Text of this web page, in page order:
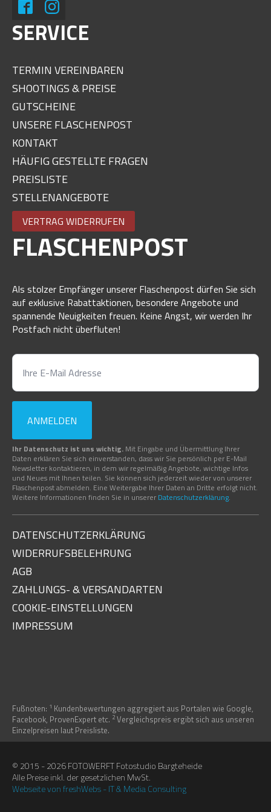
SERVICE
TERMIN VEREINBAREN
SHOOTINGS & PREISE
GUTSCHEINE
UNSERE FLASCHENPOST
KONTAKT
HÄUFIG GESTELLTE FRAGEN
PREISLISTE
STELLENANGEBOTE
VERTRAG WIDERRUFEN
FLASCHENPOST
Als stolzer Empfänger unserer Flaschenpost dürfen Sie sich
auf exklusive Rabattaktionen, besondere Angebote und
spannende Neuigkeiten freuen. Keine Angst, wir werden Ihr
Postfach nicht überfluten!
ANMELDEN
Ihr Datenschutz ist uns wichtig. Mit Eingabe und Übermittlung Ihrer
Daten erklären Sie sich einverstanden, dass wir Sie persönlich per E-Mail
Newsletter kontaktieren, in dem wir regelmäßig Angebote, wichtige Infos
und Neues mit Ihnen teilen. Sie können sich jederzeit wieder von unserer
Flaschenpost abmelden. Eine Weitergabe Ihrer Daten an Dritte erfolgt nicht.
Weitere Informationen finden Sie in unserer Datenschutzerklärung.
DATENSCHUTZERKLÄRUNG
WIDERRUFSBELEHRUNG
AGB
ZAHLUNGS- & VERSANDARTEN
COOKIE-EINSTELLUNGEN
IMPRESSUM
Fußnoten: 1 Kundenbewertungen aggregiert aus Portalen wie Google,
Facebook, ProvenExpert etc. 2 Vergleichspreis ergibt sich aus unseren
Einzelpreisen laut Preisliste.
© 2015 - 2026 FOTOWERFT Fotostudio Bargteheide
Alle Preise inkl. der gesetzlichen MwSt.
Webseite von freshWebs - IT & Media Consulting